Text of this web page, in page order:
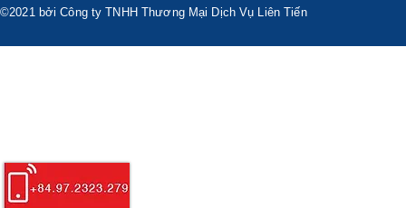
©2021 bởi Công ty TNHH Thương Mại Dịch Vụ Liên Tiến